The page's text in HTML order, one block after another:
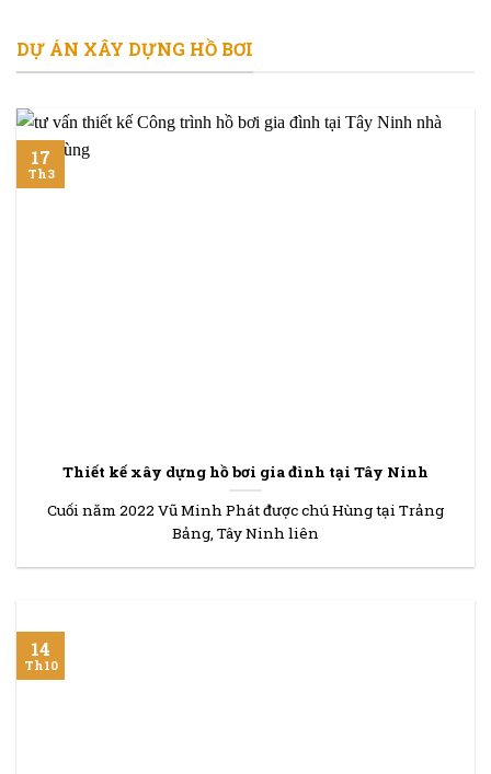
DỰ ÁN XÂY DỰNG HỒ BƠI
Thiết kế xây dựng hồ bơi gia đình tại Tây Ninh
Cuối năm 2022 Vũ Minh Phát được chú Hùng tại Trảng
Bảng, Tây Ninh liên
17
Th3
14
Th10